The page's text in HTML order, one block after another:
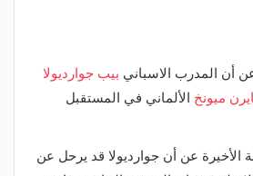
أن المدرب الاسباني بيب جوارديولا
ميونخ
الألماني في المستقبل
الأخيرة عن أن جوارديولا قد يرحل عن